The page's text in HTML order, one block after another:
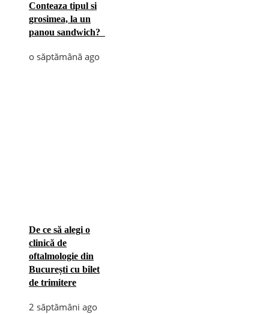
Conteaza tipul si
grosimea, la un
panou sandwich?
o săptămână ago
De ce să alegi o
clinică de
oftalmologie din
București cu bilet
de trimitere
2 săptămâni ago